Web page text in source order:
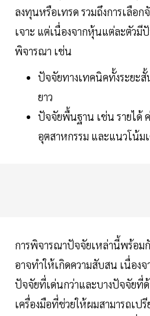
ลงทุนหรือเทรด รวมถึงการเลือก
เจาะ แต่เนื่องจากหุ้นแต่ละตัวมี
พิจารณา เช่น
ปัจจัยทางเทคนิคทั้งระยะสั้
ยาว
ปัจจัยพื้นฐาน เช่น รายได้
อุตสาหกรรม และแนวโน้ม
การพิจารณาปัจจัยเหล่านี้พร้อม
อาจทำให้เกิดความสับสน เนื่อง
ปัจจัยที่เด่นกว่าและบางปัจจัยที่
เครื่องมือที่ช่วยให้ผมสามารถเป